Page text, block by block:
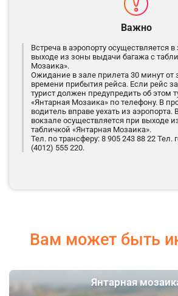
Важно
Встреча в аэропорту осуществляется
выходе из зоны выдачи багажа с
Мозаика».
Ожидание в зале прилета 30 минут от
времени прибытия рейса. Если рейс
турист должен предупредить об этом
«Янтарная Мозаика» по телефону. В
водитель вправе уехать из аэропорта.
вокзале осуществляется при выходе
табличкой «Янтарная Мозаика».
Тел. по трансферу: 8 905 243 88 22 Тел.
(4012) 555 220.
Вам может быть
Янтарная